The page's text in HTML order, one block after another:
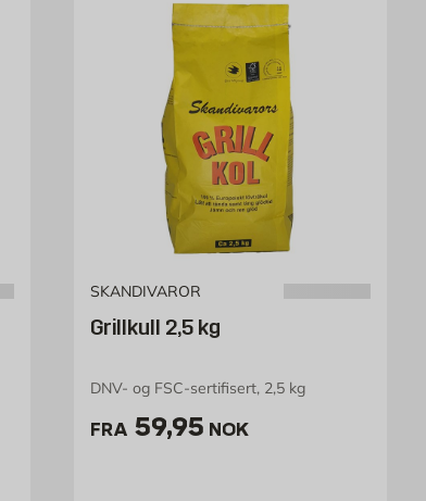
SKANDIVAROR
Grillkull 2,5 kg
DNV- og FSC-sertifisert, 2,5 kg
FRA Pris 59.95 NOK /stk
59,95 NOK